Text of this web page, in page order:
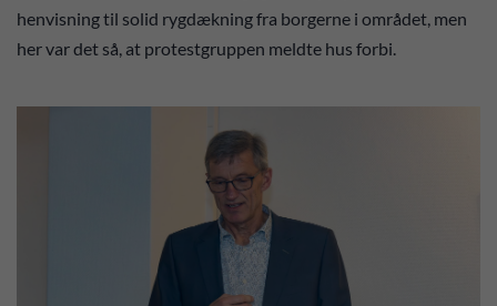
henvisning til solid rygdækning fra borgerne i området, men
her var det så, at protestgruppen meldte hus forbi.